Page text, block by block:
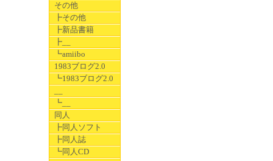
その他
┣その他
┣新品書籍
┣__
┗amiibo
1983ブログ2.0
┗1983ブログ2.0
┗__
同人
┣同人ソフト
┣同人誌
┗同人CD